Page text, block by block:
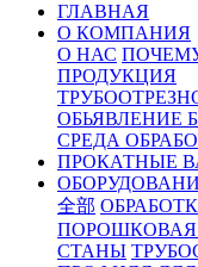
ГЛАВНАЯ
О КОМПАНИЯ
О НАС
ПРОДУКЦИЯ
ОБЬЯВЛЕНИЕ
СРЕДА
ПРОКАТНЫЕ
全部
ПОРОШКОВАЯ
СТАНЫ